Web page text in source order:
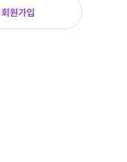
회원가입